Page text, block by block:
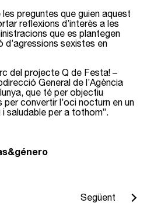
preguntes que guien aquest
reflexions d’interès a les
que es plantegen
sexistes en
del projecte Q de Festa! –
General de l’Agència
que té per objectiu
convertir l’oci nocturn en un
saludable per a tothom”.
Següent